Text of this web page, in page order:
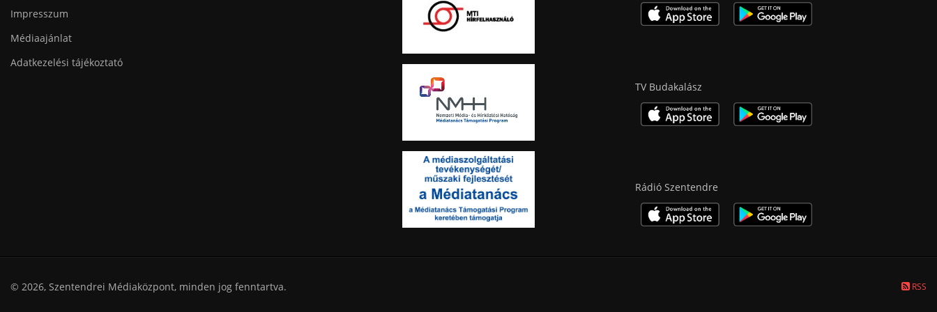
Impresszum
Médiaajánlat
Adatkezelési tájékoztató
TV Budakalász
Rádió Szentendre
© 2026, Szentendrei Médiaközpont, minden jog fenntartva. RSS